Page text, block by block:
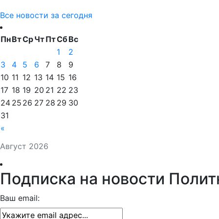
Все новости за сегодня
Август 2026
ПнВтСрЧтПтСбВс
«
1
2
3
4 5 6 7 8
9
10 11 12 13 14 15 16
17 18 19 20 21 22 23
24 25 26 27 28 29 30
31
Подписка на новости
Ваш email: